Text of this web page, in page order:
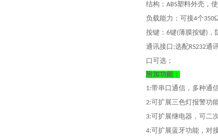
结构： ABS塑料外壳，
负载能力：可接4个350
按键： 6键(薄膜按键)
通讯接口 :选配RS232通
口可选；
附加功能：
1:带串口通信，多种通
2:可扩展三色灯报警功
3:可扩展继电器，可二
4:可扩展蓝牙功能，对